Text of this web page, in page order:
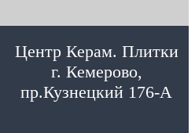
Центр Керам. Плитки
г. Кемерово,
пр.Кузнецкий 176-А